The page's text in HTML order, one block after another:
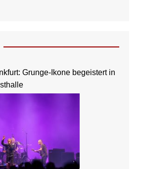
Grunge-Ikone begeistert in